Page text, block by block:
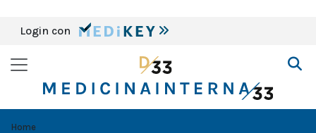
Login con
Home